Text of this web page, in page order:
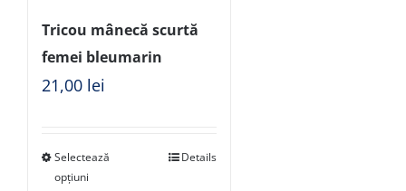
Tricou mânecă scurtă
femei bleumarin
21,00 lei
Selectează
opțiuni
Details